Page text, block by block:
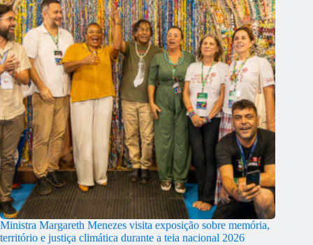
Ministra Margareth Menezes visita exposição sobre memória,
território e justiça climática durante a teia nacional 2026